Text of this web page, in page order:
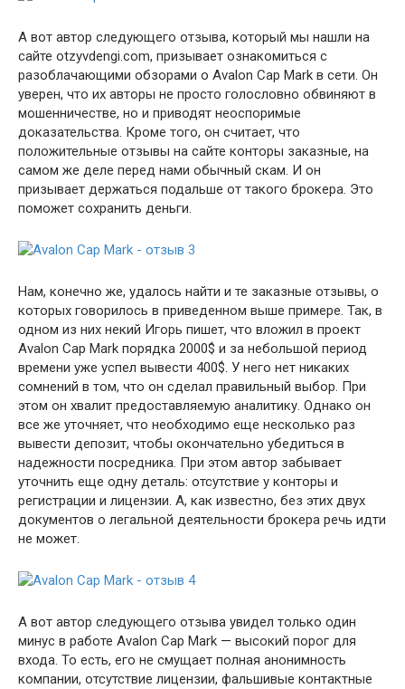
А вот автор следующего отзыва, который мы нашли на
сайте otzyvdengi.com, призывает ознакомиться с
разоблачающими обзорами о Avalon Cap Mark в сети. Он
уверен, что их авторы не просто голословно обвиняют в
мошенничестве, но и приводят неоспоримые
доказательства. Кроме того, он считает, что
положительные отзывы на сайте конторы заказные, на
самом же деле перед нами обычный скам. И он
призывает держаться подальше от такого брокера. Это
поможет сохранить деньги.
Нам, конечно же, удалось найти и те заказные отзывы, о
которых говорилось в приведенном выше примере. Так, в
одном из них некий Игорь пишет, что вложил в проект
Avalon Cap Mark порядка 2000$ и за небольшой период
времени уже успел вывести 400$. У него нет никаких
сомнений в том, что он сделал правильный выбор. При
этом он хвалит предоставляемую аналитику. Однако он
все же уточняет, что необходимо еще несколько раз
вывести депозит, чтобы окончательно убедиться в
надежности посредника. При этом автор забывает
уточнить еще одну деталь: отсутствие у конторы и
регистрации и лицензии. А, как известно, без этих двух
документов о легальной деятельности брокера речь идти
не может.
А вот автор следующего отзыва увидел только один
минус в работе Avalon Cap Mark — высокий порог для
входа. То есть, его не смущает полная анонимность
компании, отсутствие лицензии, фальшивые контактные